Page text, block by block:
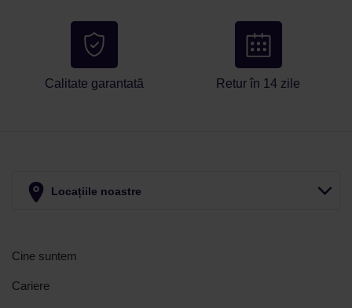
Calitate garantată Retur în 14 zile
Locațiile noastre
Cine suntem
Cariere